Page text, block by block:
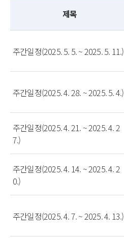
제목
주간일정(2025. 5. 5. ~ 2025. 5. 11.)
주간일정(2025. 4. 28. ~ 2025. 5. 4.)
주간일정(2025. 4. 21. ~ 2025. 4. 2
7.)
주간일정(2025. 4. 14. ~ 2025. 4. 2
0.)
주간일정(2025. 4. 7. ~ 2025. 4. 13.)